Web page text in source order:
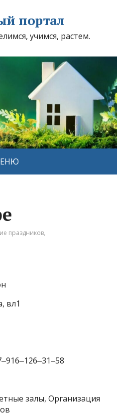
портал
учимся, растем.
праздников,
вл1
залы, Организация